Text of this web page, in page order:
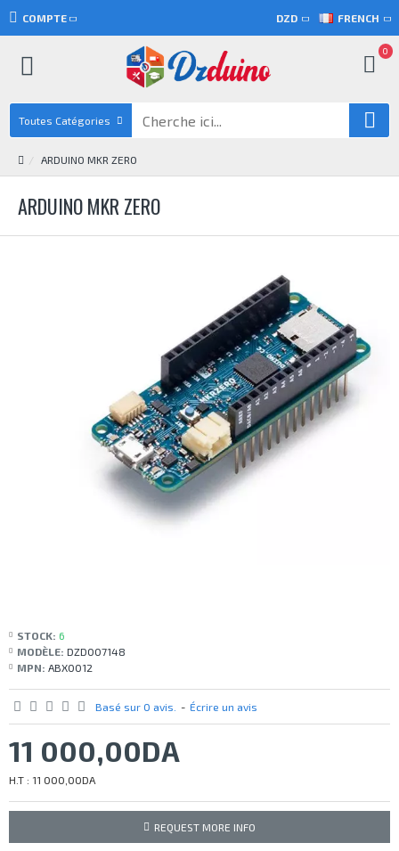
COMPTE DZD FRENCH
0
Toutes Catégories
ARDUINO MKR ZERO
ARDUINO MKR ZERO
STOCK: 6
MODÈLE: DZD007148
MPN: ABX0012
Basé sur 0 avis. - Écrire un avis
11 000,00DA
H.T : 11 000,00DA
REQUEST MORE INFO